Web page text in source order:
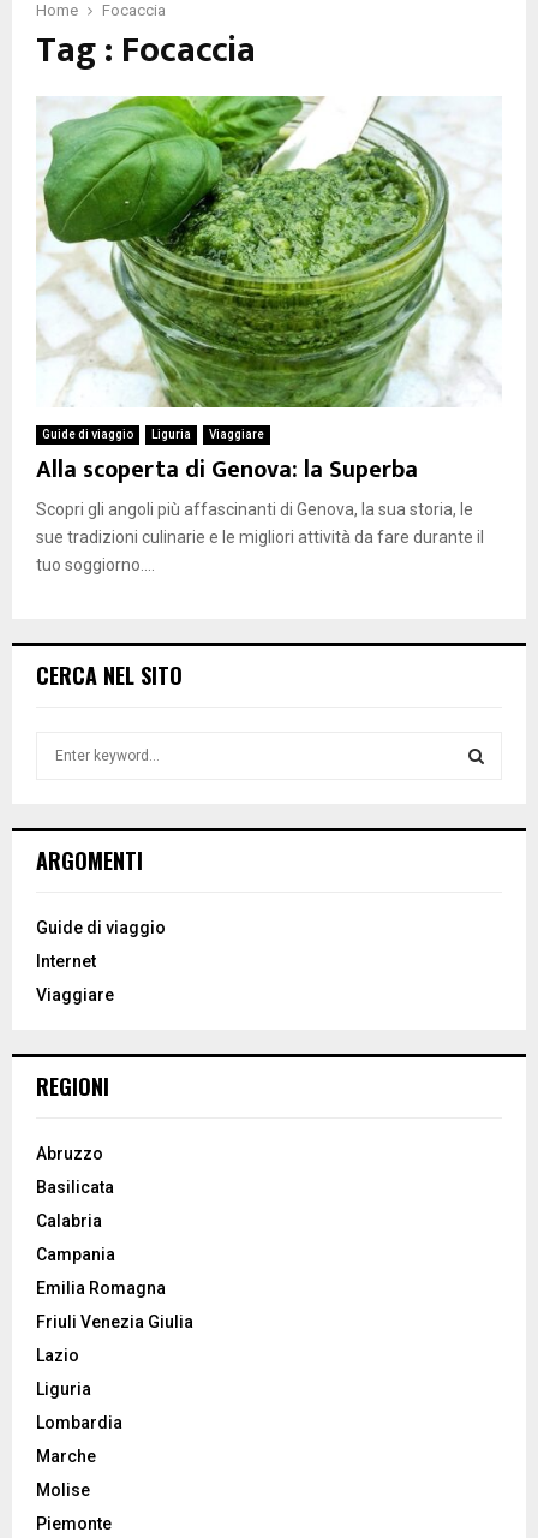
Home Focaccia
Tag : Focaccia
Guide di viaggio Liguria Viaggiare
Alla scoperta di Genova: la Superba
Scopri gli angoli più affascinanti di Genova, la sua storia, le
sue tradizioni culinarie e le migliori attività da fare durante il
tuo soggiorno....
CERCA NEL SITO
h
o
:
ARGOMENTI
Guide di viaggio
Internet
Viaggiare
REGIONI
Abruzzo
Basilicata
Calabria
Campania
Emilia Romagna
Friuli Venezia Giulia
Lazio
Liguria
Lombardia
Marche
Molise
Piemonte